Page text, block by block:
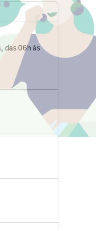
das 06h às